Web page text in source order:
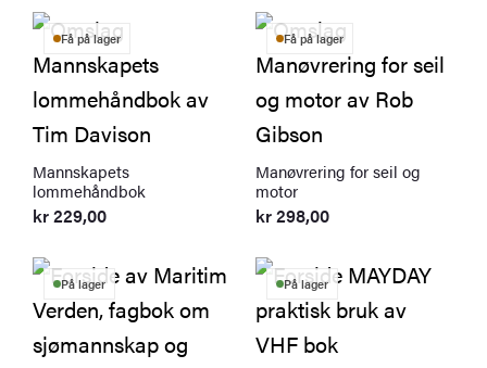
Få på lager
Mannskapets
lommehåndbok
kr229,00
Få på lager
Manøvrering for seil og
motor
kr298,00
På lager På lager